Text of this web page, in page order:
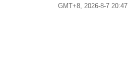
GMT+8, 2026-8-7 20:47